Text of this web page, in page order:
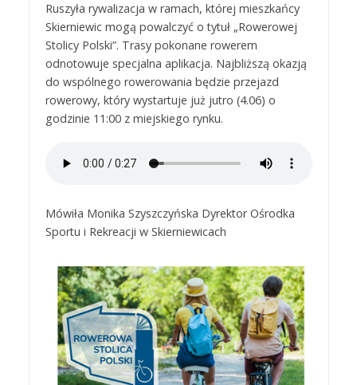
Ruszyła rywalizacja w ramach, której mieszkańcy
Skierniewic mogą powalczyć o tytuł „Rowerowej
Stolicy Polski”. Trasy pokonane rowerem
odnotowuje specjalna aplikacja. Najbliższą okazją
do wspólnego rowerowania będzie przejazd
rowerowy, który wystartuje już jutro (4.06) o
godzinie 11:00 z miejskiego rynku.
Mówiła Monika Szyszczyńska Dyrektor Ośrodka
Sportu i Rekreacji w Skierniewicach